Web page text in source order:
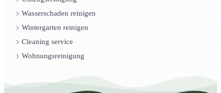
Wasserschaden reinigen
Wintergarten reinigen
Cleaning service
Wohnungsreinigung